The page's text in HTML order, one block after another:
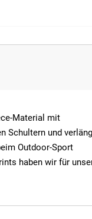
Material mit
Schultern und
Outdoor-Sport
haben wir für